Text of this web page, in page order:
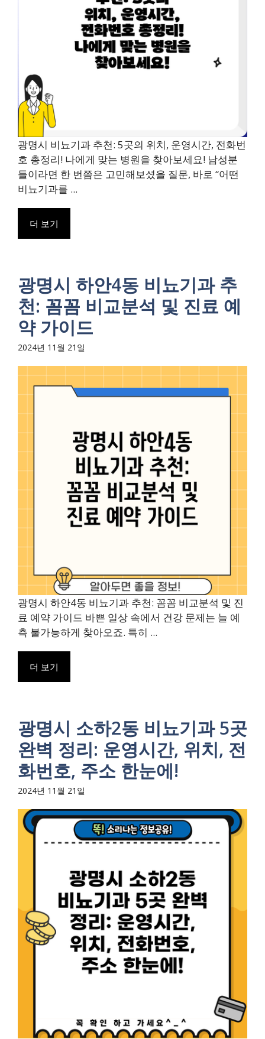
광명시 비뇨기과 추천: 5곳의 위치, 운영시간, 전화번
호 총정리! 나에게 맞는 병원을 찾아보세요! 남성분
들이라면 한 번쯤은 고민해보셨을 질문, 바로 “어떤
비뇨기과를 ...
더 보기
광명시 하안4동 비뇨기과 추
천: 꼼꼼 비교분석 및 진료 예
약 가이드
2024년 11월 21일
광명시 하안4동 비뇨기과 추천: 꼼꼼 비교분석 및 진
료 예약 가이드 바쁜 일상 속에서 건강 문제는 늘 예
측 불가능하게 찾아오죠. 특히 ...
더 보기
광명시 소하2동 비뇨기과 5곳
완벽 정리: 운영시간, 위치, 전
화번호, 주소 한눈에!
2024년 11월 21일